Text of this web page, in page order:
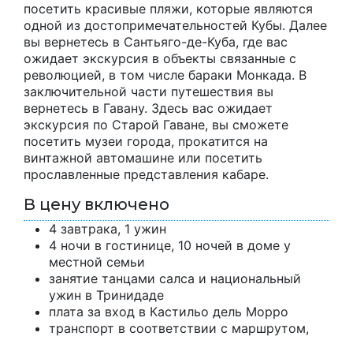
посетить красивые пляжи, которые являются
одной из достопримечательностей Кубы. Далее
вы вернетесь в Сантьяго-де-Куба, где вас
ожидает экскурсия в объекты связанные с
революцией, в том числе бараки Монкада. В
заключительной части путешествия вы
вернетесь в Гавану. Здесь вас ожидает
экскурсия по Старой Гаване, вы сможете
посетить музеи города, прокатится на
винтажной автомашине или посетить
прославленные представления кабаре.
В цену включено
4 завтрака, 1 ужин
4 ночи в гостинице, 10 ночей в доме у
местной семьи
занятие танцами салса и национальный
ужин в Тринидаде
плата за вход в Кастильо дель Морро
транспорт в соответствии с маршрутом,